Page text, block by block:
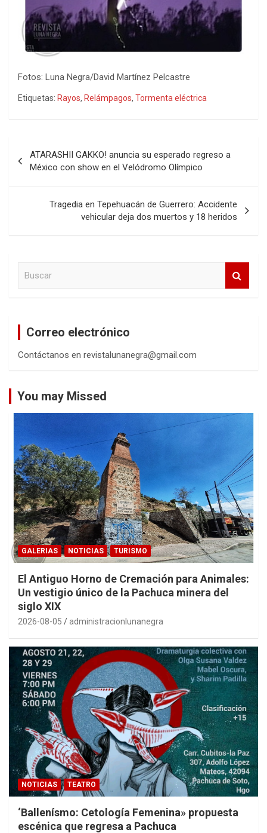
Fotos: Luna Negra/David Martínez Pelcastre
Etiquetas: Rayos, Relámpagos, Tormenta eléctrica
de
entradas
ATARASHII GAKKO! anuncia su esperado regreso a
México con show en el Velódromo Olímpico
Tragedia en Tepehuacán de Guerrero: Accidente
vehicular deja dos muertos y 18 heridos
Correo electrónico
Contáctanos en revistalunanegra@gmail.com
You may Missed
GALERIAS NOTICIAS TURISMO
El Antiguo Horno de Cremación para Animales:
Un vestigio único de la Pachuca minera del
siglo XIX
2026-08-05 administracionlunanegra
NOTICIAS TEATRO
‘Ballenísmo: Cetología Femenina» propuesta
escénica que regresa a Pachuca